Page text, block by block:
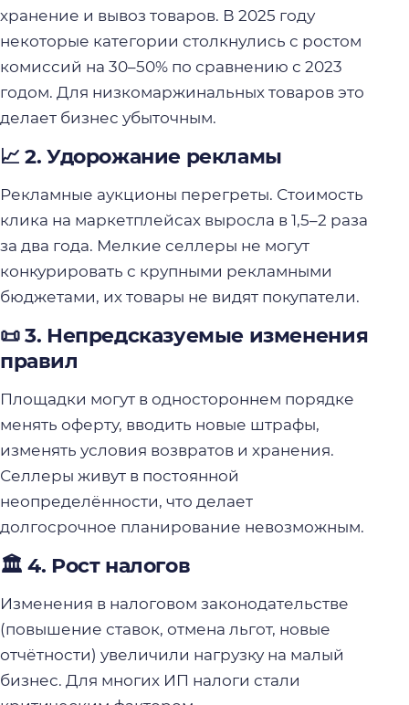
хранение и вывоз товаров. В 2025 году
некоторые категории столкнулись с ростом
комиссий на 30–50% по сравнению с 2023
годом. Для низкомаржинальных товаров это
делает бизнес убыточным.
📈 2. Удорожание рекламы
Рекламные аукционы перегреты. Стоимость
клика на маркетплейсах выросла в 1,5–2 раза
за два года. Мелкие селлеры не могут
конкурировать с крупными рекламными
бюджетами, их товары не видят покупатели.
📜 3. Непредсказуемые изменения
правил
Площадки могут в одностороннем порядке
менять оферту, вводить новые штрафы,
изменять условия возвратов и хранения.
Селлеры живут в постоянной
неопределённости, что делает
долгосрочное планирование невозможным.
🏛️ 4. Рост налогов
Изменения в налоговом законодательстве
(повышение ставок, отмена льгот, новые
отчётности) увеличили нагрузку на малый
бизнес. Для многих ИП налоги стали